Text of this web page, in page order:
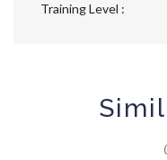
Training Level :